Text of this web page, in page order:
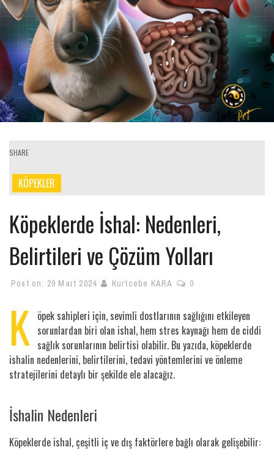
SHARE
KÖPEKLER
Köpeklerde İshal: Nedenleri,
Belirtileri ve Çözüm Yolları
Post on: 29 Mart 2024 Kurtcebe KARA 0
K öpek sahipleri için, sevimli dostlarının sağlığını etkileyen
sorunlardan biri olan ishal, hem stres kaynağı hem de ciddi
sağlık sorunlarının belirtisi olabilir. Bu yazıda, köpeklerde
ishalin nedenlerini, belirtilerini, tedavi yöntemlerini ve önleme
stratejilerini detaylı bir şekilde ele alacağız.
İshalin Nedenleri
Köpeklerde ishal, çeşitli iç ve dış faktörlere bağlı olarak gelişebilir: